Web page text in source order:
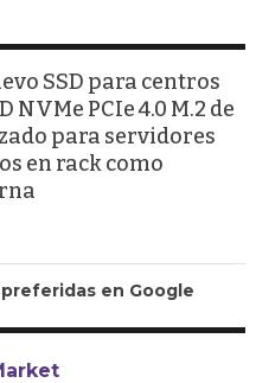
SSD para centros
NVMe PCIe 4.0 M.2 de
para servidores
en rack como
en Google